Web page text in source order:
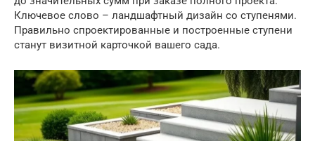
Ключевое слово – ландшафтный дизайн со ступенями.
Правильно спроектированные и построенные ступени
станут визитной карточкой вашего сада.